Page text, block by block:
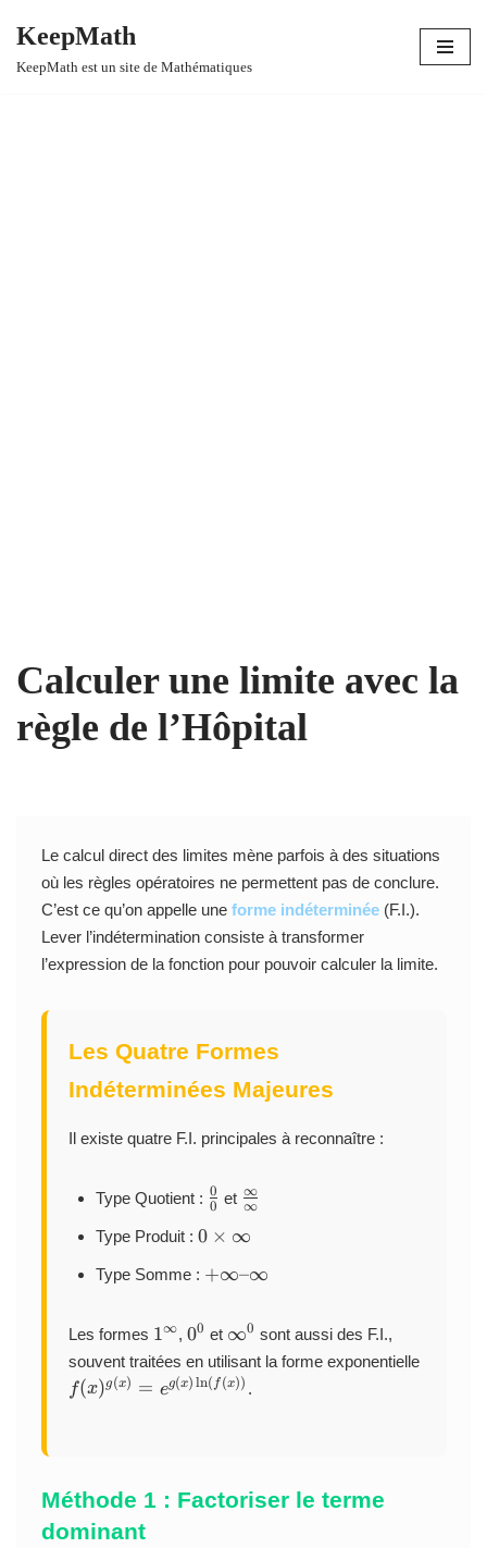
Aller
KeepMath
KeepMath est un site de Mathématiques
Calculer une limite avec la
règle de l’Hôpital
Le calcul direct des limites mène parfois à des situations
où les règles opératoires ne permettent pas de conclure.
C’est ce qu’on appelle une forme indéterminée(F.I.).
Lever l’indétermination consiste à transformer
l’expression de la fonction pour pouvoir calculer la limite.
Les Quatre Formes
Indéterminées Majeures
Il existe quatre F.I. principales à reconnaître :
Type Quotient : \
f
r
a
c
0
}
{
0
0 et \
f
r
\
i
n
{
\
∞
∞
Type Produit : 0
ti
es
\i
n
ft
0 × ∞
Type Somme : +
ft
y
–
+∞–∞
Les formes 1
^
1∞, 0
^
0
00 et \
i
n
0
∞0 sont aussi des F.I.,
souvent traitées en utilisant la forme exponentiellef(
f(x)g(x) = eg(x) ln( f (x)) .
Méthode 1 : Factoriser le terme
dominant